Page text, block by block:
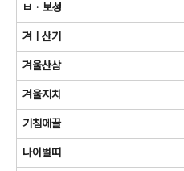
ㅂᆞ보성
겨ㅣ산기
겨울산삼
겨울지치
기침에꿀
나이벌띠